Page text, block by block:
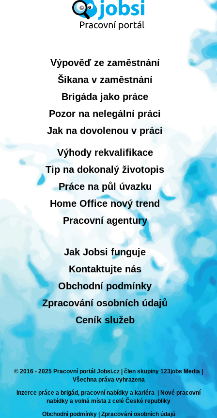
Výpověď ze zaměstnání
Šikana v zaměstnání
Brigáda jako práce
Pozor na nelegální práci
Jak na dovolenou v práci
Výhody rekvalifikace
Tip na dokonalý životopis
Práce na půl úvazku
Home Office nový trend
Pracovní agentury
Jak Jobsi funguje
Kontaktujte nás
Obchodní podmínky
Zpracování osobních údajů
Ceník služeb
© 2016 - 2025 Pracovní portál Jobsi.cz | člen skupiny 123jobs Media |
Všechna práva vyhrazena
Inzerce práce a brigád, pracovní nabídky a kariéra | Nové pracovní
nabídky a volná místa z celé České republiky
Obchodní podmínky| Zpracování osobních údajů